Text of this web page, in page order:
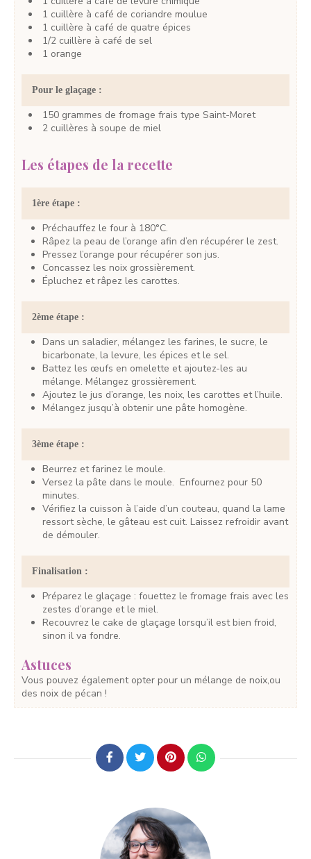
1 cuillère à café de coriandre moulue
1 cuillère à café de quatre épices
1/2 cuillère à café de sel
1 orange
Pour le glaçage :
150 grammes de fromage frais type Saint-Moret
2 cuillères à soupe de miel
Les étapes de la recette
1ère étape :
Préchauffez le four à 180°C.
Râpez la peau de l’orange afin d’en récupérer le zest.
Pressez l’orange pour récupérer son jus.
Concassez les noix grossièrement.
Épluchez et râpez les carottes.
2ème étape :
Dans un saladier, mélangez les farines, le sucre, le
bicarbonate, la levure, les épices et le sel.
Battez les œufs en omelette et ajoutez-les au
mélange. Mélangez grossièrement.
Ajoutez le jus d’orange, les noix, les carottes et l’huile.
Mélangez jusqu’à obtenir une pâte homogène.
3ème étape :
Beurrez et farinez le moule.
Versez la pâte dans le moule. Enfournez pour 50
minutes.
Vérifiez la cuisson à l’aide d’un couteau, quand la lame
ressort sèche, le gâteau est cuit. Laissez refroidir avant
de démouler.
Finalisation :
Préparez le glaçage : fouettez le fromage frais avec les
zestes d’orange et le miel.
Recouvrez le cake de glaçage lorsqu’il est bien froid,
sinon il va fondre.
Astuces
Vous pouvez également opter pour un mélange de noix,ou
des noix de pécan !